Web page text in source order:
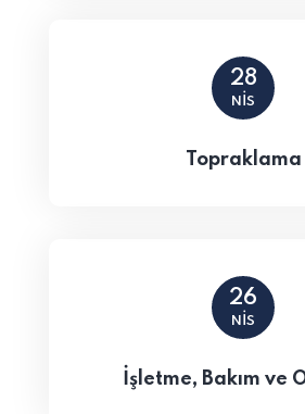
28
NIS
Topraklama
26
NIS
İşletme, Bakım ve